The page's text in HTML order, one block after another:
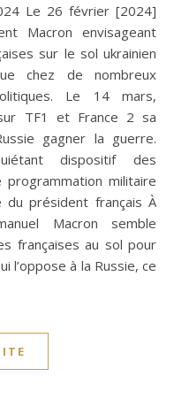
Macron envisageant
sur le sol ukrainien
chez de nombreux
Le 14 mars,
TF1 et France 2 sa
gagner la guerre.
dispositif des
militaire
du président français À
Macron semble
françaises au sol pour
l’oppose à la Russie, ce